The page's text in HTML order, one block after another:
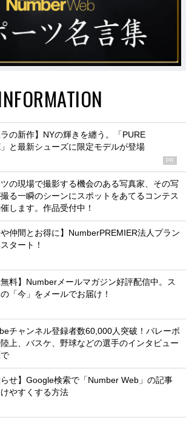
ラの新作】NYの輝きを纏う。「PURE
と最新シューズに限定モデルが登場
PR
の現場で撮影する機会のある写真家、その写
る一瞬のシーンにスポットをあてるコンテス
催します。作品受付中！
や仲間とお得に】NumberPREMIER法人プラン
タート！
無料】Numberメールマガジン好評配信中。ス
「今」をメールでお届け！
チャンネル登録者数60,000人突破！バレーボ
上、バスケ、野球などの選手のインタビュー
らせ】Google検索で「Number Web」の記事
やすくする方法